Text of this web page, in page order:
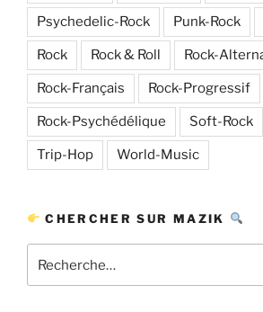
Psychedelic-Rock Punk-Rock
Rock Rock & Roll Rock-
Rock-Français Rock-Progressif
Rock-Psychédélique Soft-Rock
Trip-Hop World-Music
CHERCHER SUR MAZIK
pour